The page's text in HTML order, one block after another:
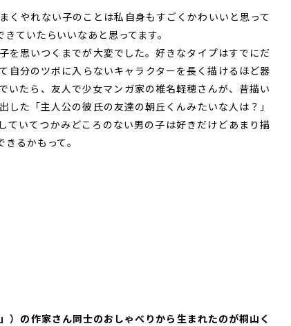
くやれない子のことは私自身もすごくかわいいと思って
ていたらいいなあと思ってます。
を思いつくまでが大変でした。好きなタイプはすでにだ
自分のツボに入らないキャラクターを長く描けるほど器
いたら、友人で少女マンガ家の椎名軽穂さんが、昔描い
した「主人公の彼氏の友達の朝丘くんみたいな人は？」
ていてつかみどころのない男の子は好きだけどあまり描
るかもって。
」）の作家さん同士のおしゃべりから生まれたのが桐山く